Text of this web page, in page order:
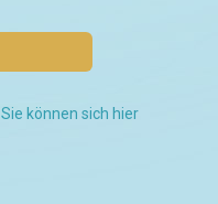
Sie können sich hier